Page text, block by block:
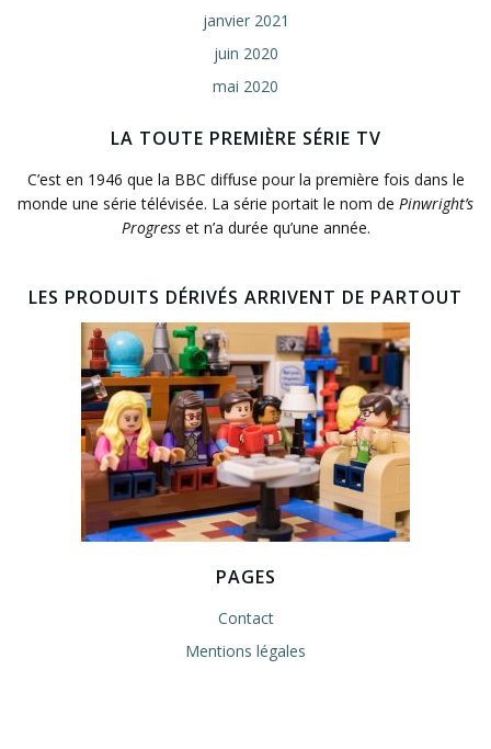
janvier 2021
juin 2020
mai 2020
LA TOUTE PREMIÈRE SÉRIE TV
C’est en 1946 que la BBC diffuse pour la première fois dans le
monde une série télévisée. La série portait le nom de Pinwright’s
Progresset n’a durée qu’une année.
LES PRODUITS DÉRIVÉS ARRIVENT DE PARTOUT
PAGES
Contact
Mentions légales